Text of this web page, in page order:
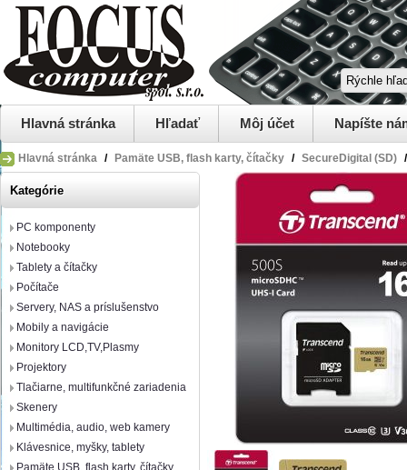
Hlavná stránka Hľadať Môj účet Napíšte
Hlavná stránka / Pamäte USB, flash karty, čítačky / SecureDigital (SD) /
Kategórie
PC komponenty
Notebooky
Tablety a čítačky
Počítače
Servery, NAS a príslušenstvo
Mobily a navigácie
Monitory LCD,TV,Plasmy
Projektory
Tlačiarne, multifunkčné zariadenia
Skenery
Multimédia, audio, web kamery
Klávesnice, myšky, tablety
Pamäte USB, flash karty, čítačky